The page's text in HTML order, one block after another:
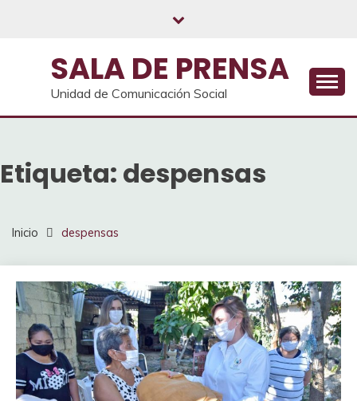
SALA DE PRENSA
Unidad de Comunicación Social
Etiqueta: despensas
Inicio despensas